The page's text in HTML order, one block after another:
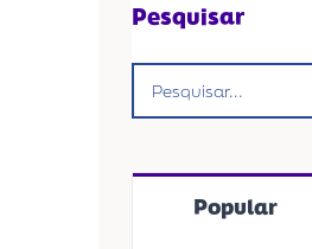
Pesquisar
resultados
Popular